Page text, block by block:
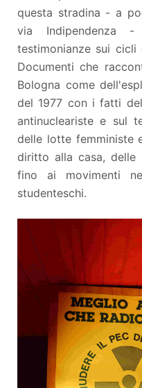
questa stradina - a
via Indipendenza -
testimonianze sui
Documenti che
Bologna come
del 1977 con i fatti
antinucleariste e sul
delle lotte femministe
diritto alla casa,
fino ai movimenti
studenteschi.